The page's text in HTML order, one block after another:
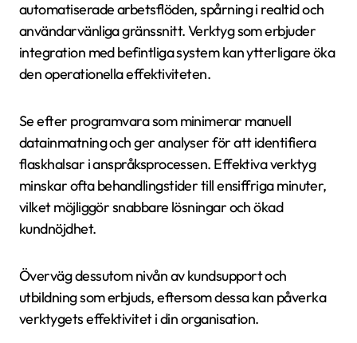
automatiserade arbetsflöden, spårning i realtid och
användarvänliga gränssnitt. Verktyg som erbjuder
integration med befintliga system kan ytterligare öka
den operationella effektiviteten.
Se efter programvara som minimerar manuell
datainmatning och ger analyser för att identifiera
flaskhalsar i anspråksprocessen. Effektiva verktyg
minskar ofta behandlingstider till ensiffriga minuter,
vilket möjliggör snabbare lösningar och ökad
kundnöjdhet.
Överväg dessutom nivån av kundsupport och
utbildning som erbjuds, eftersom dessa kan påverka
verktygets effektivitet i din organisation.